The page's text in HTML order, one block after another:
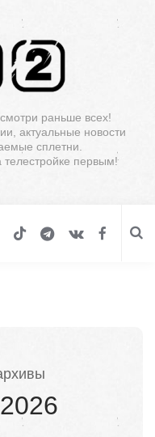
раньше всех!
актуальные новости
сплетни.
первым!